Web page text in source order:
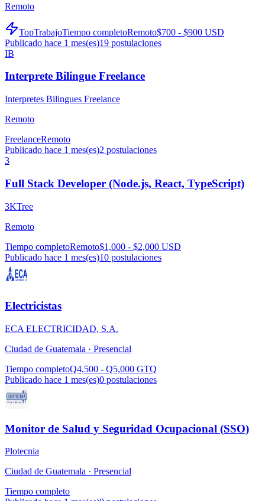
Remoto
TopTrabajoTiempo completoRemoto$700 - $900 USD
Publicado hace 1 mes(es)19 postulaciones
IB
Interprete Bilingue Freelance
Interpretes Bilingues Freelance
Remoto
FreelanceRemoto
Publicado hace 1 mes(es)2 postulaciones
3
Full Stack Developer (Node.js, React, TypeScript)
3KTree
Remoto
Tiempo completoRemoto$1,000 - $2,000 USD
Publicado hace 1 mes(es)10 postulaciones
Electricistas
ECA ELECTRICIDAD, S.A.
Ciudad de Guatemala · Presencial
Tiempo completoQ4,500 - Q5,000 GTQ
Publicado hace 1 mes(es)0 postulaciones
Monitor de Salud y Seguridad Ocupacional (SSO)
Plotecnia
Ciudad de Guatemala · Presencial
Tiempo completo